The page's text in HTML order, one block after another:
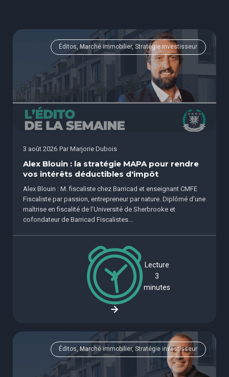
Éditos, Marché immobilier, Stratégie investisseur
3 août 2026 Par Marjorie Dubois
Alex Blouin : la stratégie MAPA pour rendre
vos intérêts déductibles d'impôt
Alex Blouin : M. fiscaliste chez Barricad et enseignant CMFE
Fiscaliste par passion, entrepreneur par nature. Diplômé d'une
maîtrise en fiscalité de l'Université de Sherbrooke et
cofondateur de Barricad Fiscalistes...
Lecture
3
minutes
Éditos, Marché immobilier, Stratégie investisseur